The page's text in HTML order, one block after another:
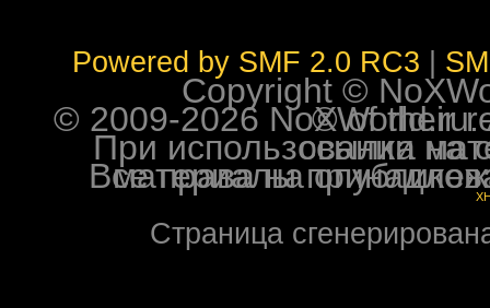
Powered by SMF 2.0 RC3
Copyright ©
© 2009-2026 NoXWorld.ru. All
При использовании
Все права на опубликованные на форуме
Страница